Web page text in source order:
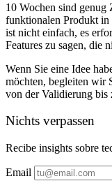
10 Wochen sind genug
funktionalen Produkt in
ist nicht einfach, es
Features zu sagen, die
Wenn Sie eine Idee
möchten, begleiten wir
von der Validierung bis
Nichts verpassen
Recibe insights sobre
Email